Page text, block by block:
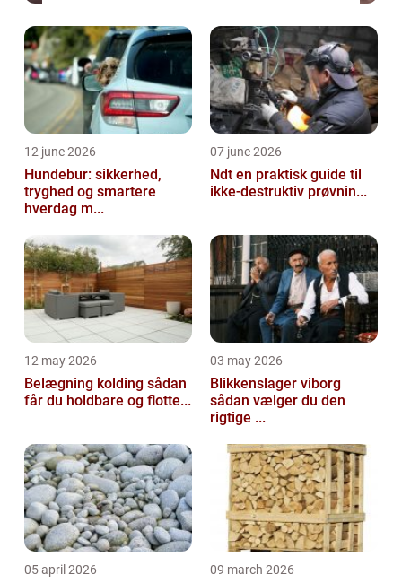
12 june 2026
Hundebur: sikkerhed,
tryghed og smartere
hverdag m...
07 june 2026
Ndt en praktisk guide til
ikke-destruktiv prøvnin...
12 may 2026
Belægning kolding sådan
får du holdbare og flotte...
03 may 2026
Blikkenslager viborg
sådan vælger du den
rigtige ...
05 april 2026 09 march 2026